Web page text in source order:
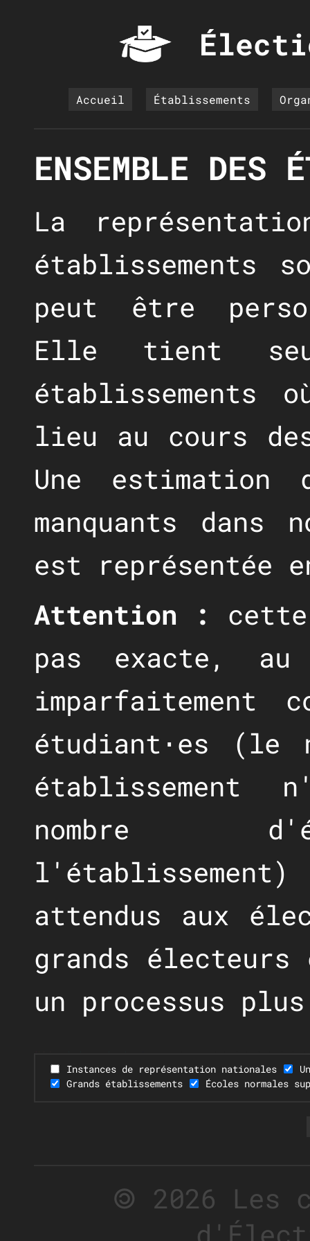
Accueil Établissements
ENSEMBLE DES
La
établissements
peut être
Elle tient
établissements
lieu au cours
Une estimation
manquants dans
est représentée
Attention :
pas exacte,
imparfaitement
étudiant⋅es (le
nombre
l'établissement)
attendus aux
grands
un processus
Instances de représentation nationales
Grands établissements
Écoles normales
🄯 2026 Les